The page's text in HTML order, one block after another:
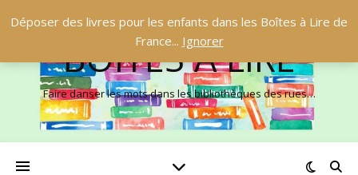
Déposer des livres pour les enfants dans les Boîtes à Lire de
France... Ignorer
BOÎTES À LIRE
Faire danser les mots dans les bibliothèques des rues…